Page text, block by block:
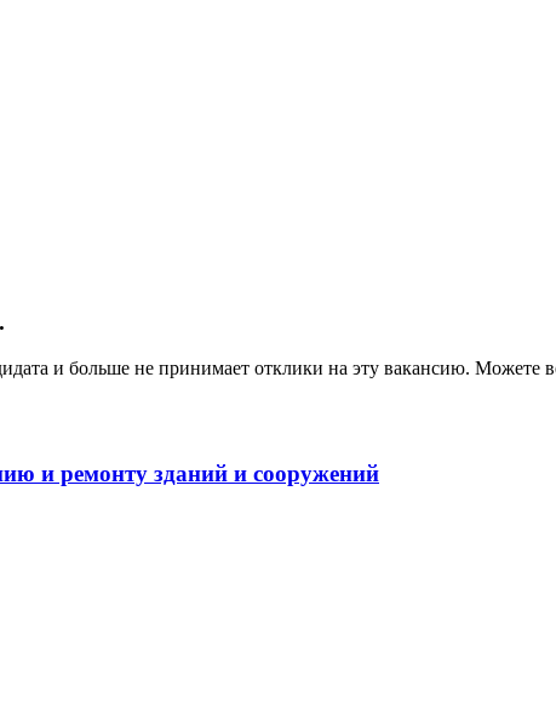
и больше не принимает отклики на эту вакансию. Можете
и ремонту зданий и сооружений